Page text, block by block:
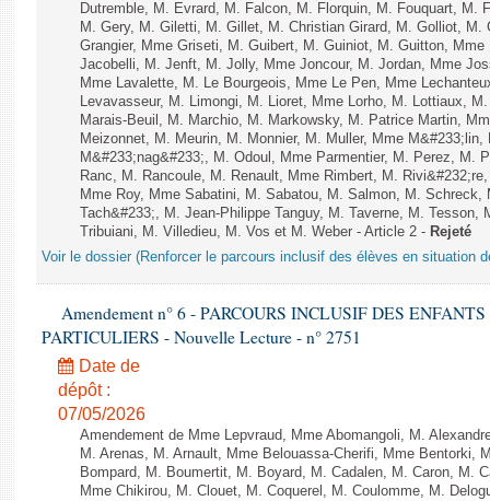
Dutremble, M. Evrard, M. Falcon, M. Florquin, M. Fouquart, M.
M. Gery, M. Giletti, M. Gillet, M. Christian Girard, M. Golliot, M.
Grangier, Mme Griseti, M. Guibert, M. Guiniot, M. Guitton,
Jacobelli, M. Jenft, M. Jolly, Mme Joncour, M. Jordan, Mme
Mme Lavalette, M. Le Bourgeois, Mme Le Pen, Mme
Levavasseur, M. Limongi, M. Lioret, Mme Lorho, M. Lottiaux,
Marais-Beuil, M. Marchio, M. Markowsky, M. Patrice Martin,
Meizonnet, M. Meurin, M. Monnier, M. Muller, Mme
M&#233;nag&#233;, M. Odoul, Mme Parmentier, M. Perez, M.
Ranc, M. Rancoule, M. Renault, Mme Rimbert, M.
Mme Roy, Mme Sabatini, M. Sabatou, M. Salmon, M. Schreck,
Tach&#233;, M. Jean-Philippe Tanguy, M. Taverne, M.
Tribuiani, M. Villedieu, M. Vos et M. Weber - Article 2 - Rejeté
Voir le dossier (Renforcer le parcours inclusif des élèves en situation
Amendement n° 6 - PARCOURS INCLUSIF DES
PARTICULIERS - Nouvelle Lecture - n° 2751
Date de
dépôt :
07/05/2026
Amendement de Mme Lepvraud, Mme Abomangoli, M.
M. Arenas, M. Arnault, Mme Belouassa-Cherifi, Mme Bentorki,
Bompard, M. Boumertit, M. Boyard, M. Cadalen, M. Caron, M.
Mme Chikirou, M. Clouet, M. Coquerel, M. Coulomme, M.